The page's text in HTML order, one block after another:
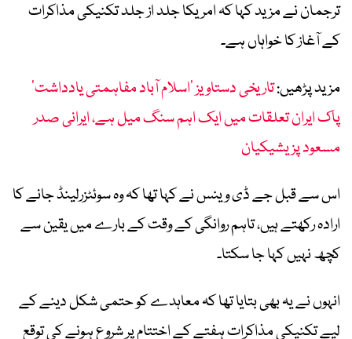
ترجمان نے مزید کہا کہ امریکا جلد از جلد تکنیکی مذاکرات
کے آغاز کا خواہاں ہے۔
مزید پڑھیں:تاریخی دستاویز ’اسلام آباد مفاہمتی یادداشت‘
پاک ایران تعلقات میں ایک اہم سنگ میل ہے، ایرانی صدر
مسعود پزیشیکیان
اس سے قبل جے ڈی وینس نے کہا تھا کہ وہ سوئٹزرلینڈ جانے کا
ارادہ رکھتے ہیں، تاہم روانگی کے وقت کے بارے میں یقین سے
کچھ نہیں کہا جا سکتا۔
انہوں نے یہ بھی بتایا تھا کہ معاہدے کو حتمی شکل دینے کے
لیے تکنیکی مذاکرات ہفتے کے اختتام پر شروع ہونے کی توقع